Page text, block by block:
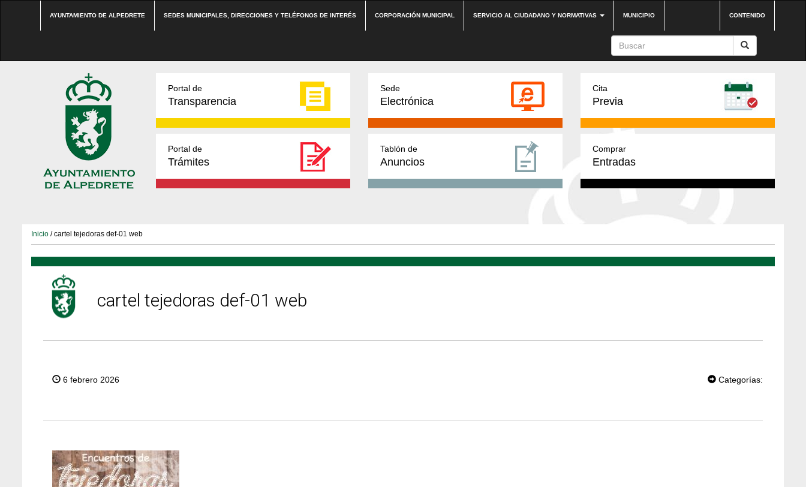
AYUNTAMIENTO DE ALPEDRETE SEDES MUNICIPALES, DIRECCIONES Y TELÉFONOS DE INTERÉS CORPORACIÓN MUNICIPAL SERVICIO AL CIUDADANO Y NORMATIVAS MUNICIPIO CONTENIDO
Portal de
Transparencia
Sede
Electrónica
Cita
Previa
Portal de
Trámites
Tablón de
Anuncios
Comprar
Entradas
Inicio / cartel tejedoras def-01 web
cartel tejedoras def-01 web
6 febrero 2026 Categorías: